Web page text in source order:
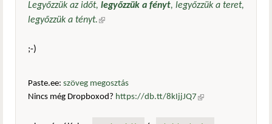
Legyőzzük az időt, legyőzzük a fényt, legyőzzük a teret,
legyőzzük a tényt.(külső hivatkozás)
;-)
Paste.ee: szöveg megosztás
Nincs még Dropboxod? https://db.tt/8kIjjJQ7 (külső